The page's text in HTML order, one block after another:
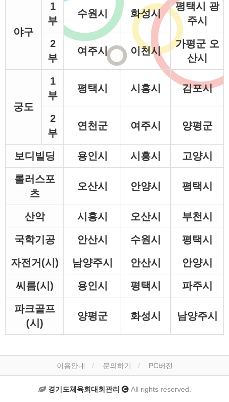
야구
1
부
수원시 화성시
평택시 광
주시
2
부
여주시 이천시
가평군 오
산시
궁도
1
부
평택시 시흥시 김포시
2
부
연천군 여주시 양평군
보디빌딩 용인시 시흥시 고양시
롤러스포
츠
오산시 안양시 평택시
산악 시흥시 오산시 부천시
국학기공 안산시 수원시 평택시
자전거(시) 남양주시 안산시 안양시
씨름(시) 용인시 평택시 파주시
파크골프
(시)
양평군 화성시 남양주시
이용안내 문의하기 PC버전
경기도체육회대회관리 All rights reserved.